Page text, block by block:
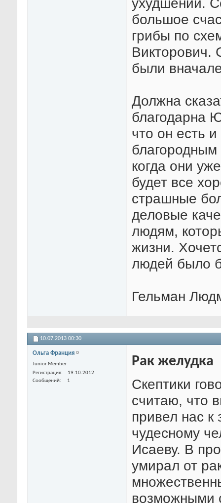
большое
грибы по
Викторович.
были
Должна
благодарна
что он есть
когда они
будет все
страшные
деловые
людям,
жизни.
людей было
Гельман
10.07.2013 00:30
Ольга Франция
Junior Member
Регистрация
19.10.2012
Сообщений
1
Рак желудка
Скептики
считаю, что
привел нас к
чудесному
Исаеву. В
умирал от
возможными